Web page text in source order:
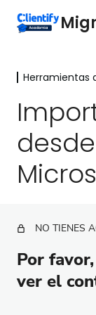
Migración
9 lecciones
Campos
Importar
Importar
Importar
Herramientas
NO TIENES
Por
ver el